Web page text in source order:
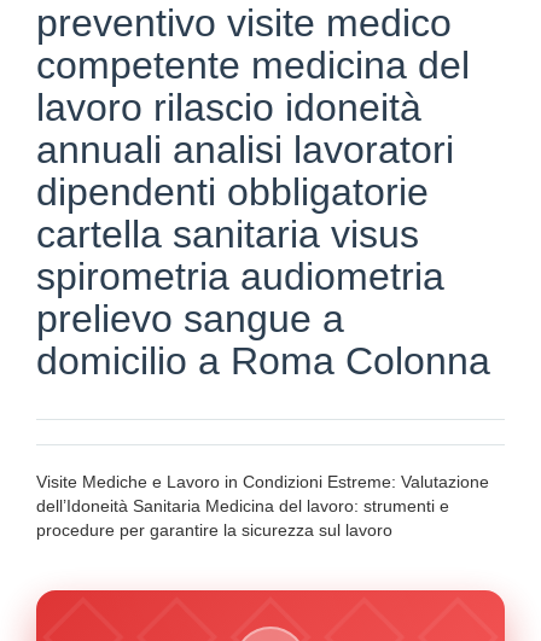
preventivo visite medico
competente medicina del
lavoro rilascio idoneità
annuali analisi lavoratori
dipendenti obbligatorie
cartella sanitaria visus
spirometria audiometria
prelievo sangue a
domicilio a Roma Colonna
Visite Mediche e Lavoro in Condizioni Estreme: Valutazione
dell’Idoneità Sanitaria Medicina del lavoro: strumenti e
procedure per garantire la sicurezza sul lavoro